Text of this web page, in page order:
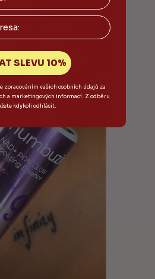
SLEVU 10%
zpracováním vašich osobních údajů za
a marketingových informací. Z odběru
kdykoli odhlásit.